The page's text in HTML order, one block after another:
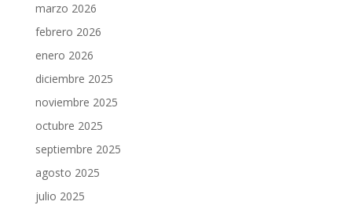
marzo 2026
febrero 2026
enero 2026
diciembre 2025
noviembre 2025
octubre 2025
septiembre 2025
agosto 2025
julio 2025